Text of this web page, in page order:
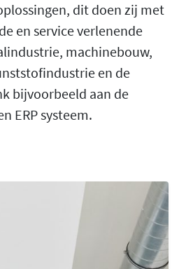
dit doen zij met
en service verlenende
machinebouw,
en de
bijvoorbeeld aan de
ERP systeem.